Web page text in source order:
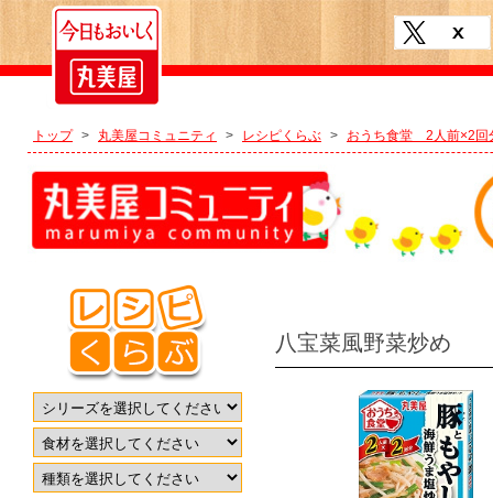
トップ > 丸美屋コミュニティ > レシピくらぶ > おうち食堂 2人前×2回
八宝菜風野菜炒め